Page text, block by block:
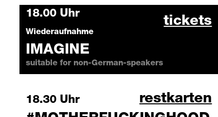
Sunday, 18 October 2026
18.00 Uhr
Wiederaufnahme
IMAGINE
suitable for non-German-speakers
tickets
Sunday, 18 October 2026
18.30 Uhr restkarten